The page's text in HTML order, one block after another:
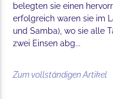
belegten sie einen
erfolgreich waren sie im
und Samba), wo sie alle
zwei Einsen abg...
Zum vollständigen Artikel